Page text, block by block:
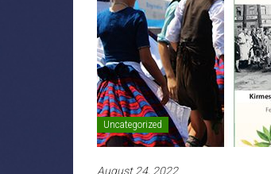
Uncategorized
August 24, 2022